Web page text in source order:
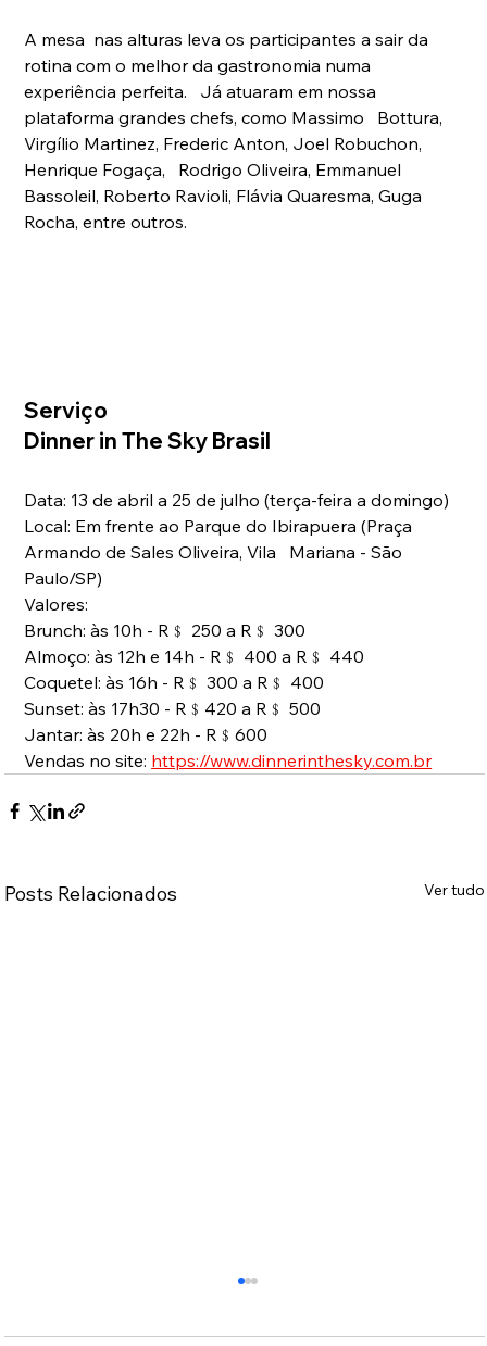
A mesa  nas alturas leva os participantes a sair da
rotina com o melhor da gastronomia numa
experiência perfeita.   Já atuaram em nossa
plataforma grandes chefs, como Massimo   Bottura,
Virgílio Martinez, Frederic Anton, Joel Robuchon,
Henrique Fogaça,   Rodrigo Oliveira, Emmanuel
Bassoleil, Roberto Ravioli, Flávia Quaresma, Guga
Rocha, entre outros.
Serviço
Dinner in The Sky Brasil
Data: 13 de abril a 25 de julho (terça-feira a domingo)
Local: Em frente ao Parque do Ibirapuera (Praça
Armando de Sales Oliveira, Vila   Mariana - São
Paulo/SP)
Valores:
Brunch: às 10h - R﹩ 250 a R﹩ 300
Almoço: às 12h e 14h - R﹩ 400 a R﹩ 440
Coquetel: às 16h - R﹩ 300 a R﹩ 400
Sunset: às 17h30 - R﹩420 a R﹩ 500
Jantar: às 20h e 22h - R﹩600
Vendas no site: https://www.dinnerinthesky.com.br
Posts Relacionados Ver tudo